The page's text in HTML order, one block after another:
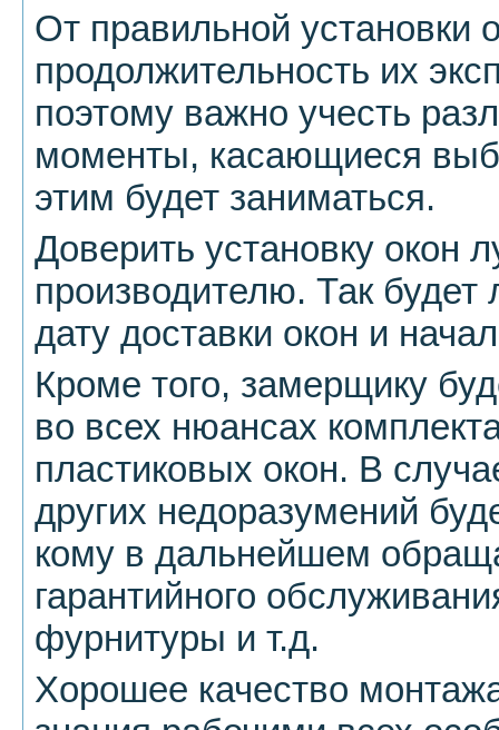
От правильной установки
продолжительность их
поэтому важно учесть
моменты, касающиеся
этим будет заниматься.
Доверить установку окон
производителю. Так будет
дату доставки окон и
Кроме того, замерщику
во всех нюансах
пластиковых окон. В
других недоразумений
кому в дальнейшем
гарантийного
фурнитуры и т.д.
Хорошее качество